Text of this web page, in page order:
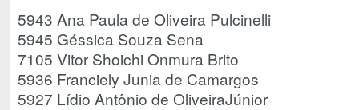
5943 Ana Paula de Oliveira Pulcinelli
5945 Géssica Souza Sena
7105 Vitor Shoichi Onmura Brito
5936 Franciely Junia de Camargos
5927 Lídio Antônio de OliveiraJúnior